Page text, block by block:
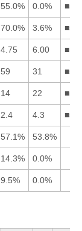
55.0% 0.0%
70.0% 3.6%
4.75 6.00
59 31
14 22
2.4 4.3
57.1% 53.8%
14.3% 0.0%
9.5% 0.0%